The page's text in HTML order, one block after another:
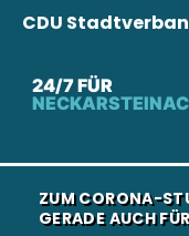
24/7 FÜR
CDU
ZUM CORONA-
GERADE AUCH